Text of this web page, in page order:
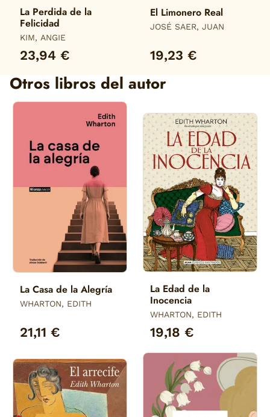
La Perdida de la
Felicidad
KIM, ANGIE
23,94 €
El Limonero Real
JOSÉ SAER, JUAN
19,23 €
Otros libros del autor
La Casa de la Alegría
WHARTON, EDITH
21,11 €
La Edad de la
Inocencia
WHARTON, EDITH
19,18 €